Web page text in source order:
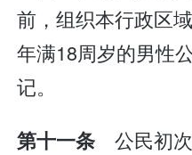
前，组织本行政区
年满18周岁的男性
记。
第十一条公民初